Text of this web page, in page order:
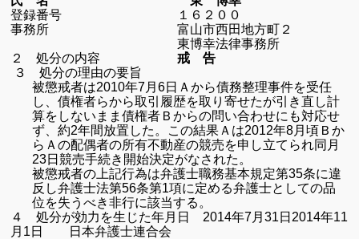
登録番号 １６２００
事務所 富山市西田地方町２
東博幸法律事務所
２ 処分の内容
戒 告
３ 処分の理由の要旨
被懲戒者は2010年7月6日Ａから債務整理事件を受任
し、債権者らから取引履歴を取り寄せたが引き直し計
算をしないまま債権者Ｂからの問い合わせにも対応せ
ず、約2年間放置した。この結果Ａは2012年8月頃Ｂか
らＡの配偶者の所有不動産の競売を申し立てられ同月
23日競売手続き開始決定がなされた。
被懲戒者の上記行為は弁護士職務基本規定第35条に違
反し弁護士法第56条第1項に定める弁護士としての品
位を失うべき非行に該当する。
４ 処分が効力を生じた年月日 2014年7月31 日 2014年11
月 1 日 日本弁護士連合会